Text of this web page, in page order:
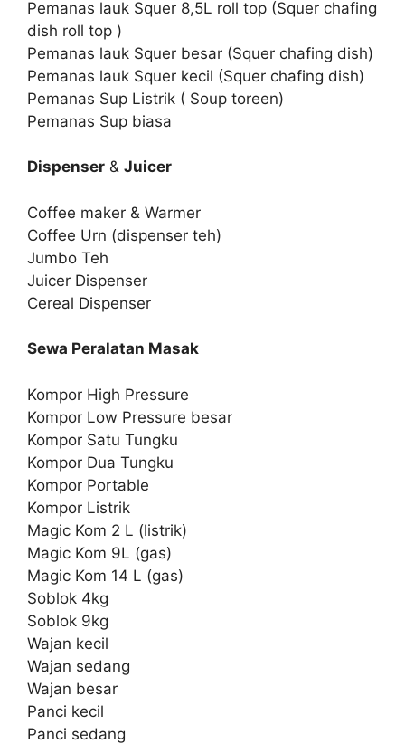
Pemanas lauk Squer 8,5L roll top (Squer chafing
dish roll top )
Pemanas lauk Squer besar (Squer chafing dish)
Pemanas lauk Squer kecil (Squer chafing dish)
Pemanas Sup Listrik ( Soup toreen)
Pemanas Sup biasa
Dispenser & Juicer
Coffee maker & Warmer
Coffee Urn (dispenser teh)
Jumbo Teh
Juicer Dispenser
Cereal Dispenser
Sewa Peralatan Masak
Kompor High Pressure
Kompor Low Pressure besar
Kompor Satu Tungku
Kompor Dua Tungku
Kompor Portable
Kompor Listrik
Magic Kom 2 L (listrik)
Magic Kom 9L (gas)
Magic Kom 14 L (gas)
Soblok 4kg
Soblok 9kg
Wajan kecil
Wajan sedang
Wajan besar
Panci kecil
Panci sedang